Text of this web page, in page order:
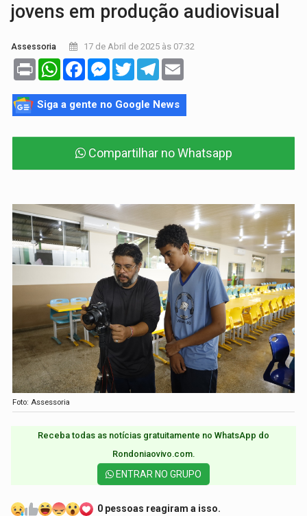
jovens em produção audiovisual
Assessoria 17 de Abril de 2025 às 07:32
Print WhatsAppFacebookMessenger
TwitterTelegram
Siga a gente no Google News
Compartilhar no Whatsapp
Foto: Assessoria
Receba todas as notícias gratuitamente no WhatsApp do
Rondoniaovivo.com.​
ENTRAR NO GRUPO
0 pessoas reagiram a isso.